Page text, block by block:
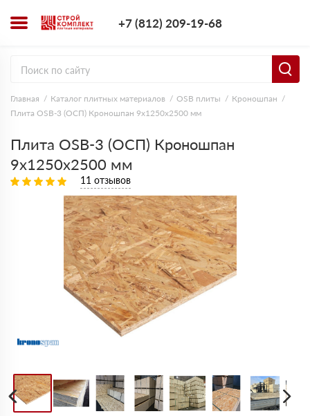
+7 (812) 209-19-68
Главная Каталог плитных материалов OSB плиты
Кроношпан
Плита OSB-3 (ОСП) Кроношпан 9х1250х2500 мм
Плита OSB-3 (ОСП) Кроношпан
9х1250х2500 мм
11 отзывов